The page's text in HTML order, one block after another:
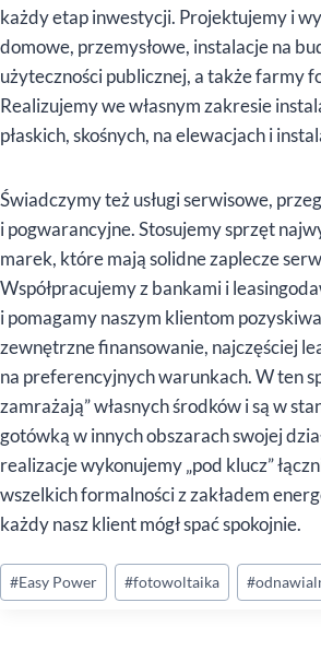
każdy etap inwestycji. Projektujemy i
domowe, przemysłowe, instalacje na
użyteczności publicznej, a także farmy
Realizujemy we własnym zakresie
płaskich, skośnych, na elewacjach i
Świadczymy też usługi serwisowe,
i pogwarancyjne. Stosujemy sprzęt
marek, które mają solidne zaplecze
Współpracujemy z bankami i
i pomagamy naszym klientom
zewnętrzne finansowanie, najczęściej
na preferencyjnych warunkach. W ten
zamrażają” własnych środków i są w
gotówką w innych obszarach swojej
realizacje wykonujemy „pod klucz”
wszelkich formalności z zakładem
każdy nasz klient mógł spać spokojnie.
Tagi
wpisu:
#Easy Power #fotowoltaika #